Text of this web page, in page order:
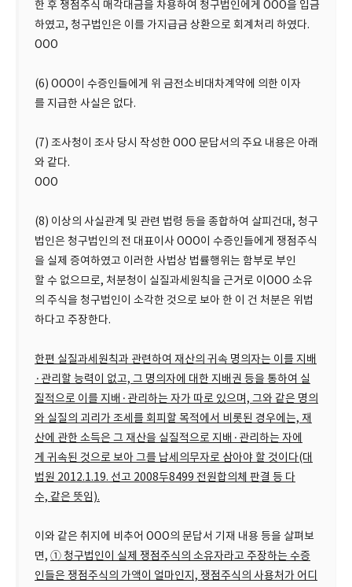
한 후 쟁점주식 매각대금을 차용하여 청구법인에게 OOO을 입금
하였고, 청구법인은 이를 가지급금 상환으로 회계처리 하였다.
OOO
(6) OOO이 수증인들에게 위 금전소비대차계약에 의한 이자
를 지급한 사실은 없다.
(7) 조사청이 조사 당시 작성한 OOO 문답서의 주요 내용은 아래
와 같다.
OOO
(8) 이상의 사실관계 및 관련 법령 등을 종합하여 살피건대, 청구
법인은 청구법인의 전 대표이사 OOO이 수증인들에게 쟁점주식
을 실제 증여하였고 이러한 사법상 법률행위는 함부로 부인
할 수 없으므로, 처분청이 실질과세원칙을 근거로 이OOO 소유
의 주식을 청구법인이 소각한 것으로 보아 한 이 건 처분은 위법
하다고 주장한다.
한편 실질과세원칙과 관련하여 재산의 귀속 명의자는 이를 지배
·관리할 능력이 없고, 그 명의자에 대한 지배권 등을 통하여 실
질적으로 이를 지배·관리하는 자가 따로 있으며, 그와 같은 명의
와 실질의 괴리가 조세를 회피할 목적에서 비롯된 경우에는, 재
산에 관한 소득은 그 재산을 실질적으로 지배·관리하는 자에
게 귀속된 것으로 보아 그를 납세의무자로 삼아야 할 것이다(대
법원 2012.1.19. 선고 2008두8499 전원합의체 판결 등 다
수, 같은 뜻임).
이와 같은 취지에 비추어 OOO의 문답서 기재 내용 등을 살펴보
면, ① 청구법인이 실제 쟁점주식의 소유자라고 주장하는 수증
인들은 쟁점주식의 가액이 얼마인지, 쟁점주식의 사용처가 어디